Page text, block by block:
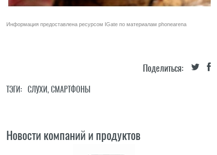
Информация предоставлена ресурсом IGate по материаламphonearena
Поделиться:
ТЭГИ: СЛУХИ,СМАРТФОНЫ
Новости компаний и продуктов